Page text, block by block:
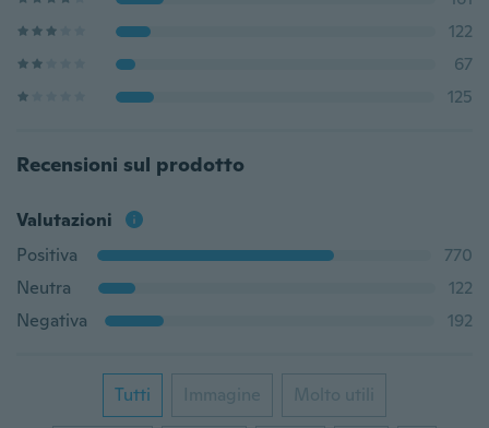
122
67
125
Recensioni sul prodotto
Valutazioni
Positiva
770
Neutra
122
Negativa
192
Tutti Immagine Molto utili